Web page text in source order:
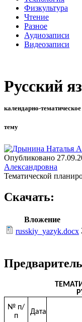
Физкультура
Чтение
Разное
Аудиозаписи
Видеозаписи
Русский
календарно-
тему
Опубликовано
Александровна
Тематической
Скачать:
Вложение
russkiy_yazyk.docx
№ п/
п
Дата